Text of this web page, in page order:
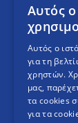
Αυτός
Αυτός ο
για τη
χρηστών.
μας,
τα cookies
για τα